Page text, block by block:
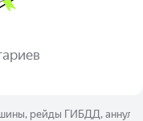
рейды ГИБДД,